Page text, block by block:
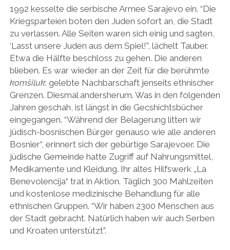
1992 kesselte die serbische Armee Sarajevo ein. “Die
Kriegsparteien boten den Juden sofort an, die Stadt
zu verlassen. Alle Seiten waren sich einig und sagten,
‘Lasst unsere Juden aus dem Spiel!”, lächelt Tauber.
Etwa die Hälfte beschloss zu gehen. Die anderen
blieben. Es war wieder an der Zeit für die berühmte
komšiluk: gelebte Nachbarschaft jenseits ethnischer
Grenzen. Diesmal andersherum. Was in den folgenden
Jahren geschah, ist längst in die Gecshichtsbücher
eingegangen. “Während der Belagerung litten wir
jüdisch-bosnischen Bürger genauso wie alle anderen
Bosnier“, erinnert sich der gebürtige Sarajevoer. Die
jüdische Gemeinde hatte Zugriff auf Nahrungsmittel,
Medikamente und Kleidung. Ihr altes Hilfswerk „La
Benevolencija“ trat in Aktion. Täglich 300 Mahlzeiten
und kostenlose medizinische Behandlung für alle
ethnischen Gruppen. “Wir haben 2300 Menschen aus
der Stadt gebracht. Natürlich haben wir auch Serben
und Kroaten unterstützt”.